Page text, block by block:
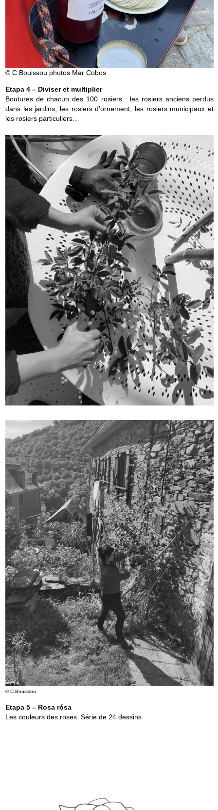
© C.Bouissou photos Mar Cobos
Etapa 4 – Diviser et multiplier
Boutures de chacun des 100 rosiers : les rosiers anciens perdus
dans les jardins, les rosiers d’ornement, les rosiers municipaux et
les rosiers particuliers…
© C.Bouissou
Etapa 5 – Rosa rósa
Les couleurs des roses. Série de 24 dessins